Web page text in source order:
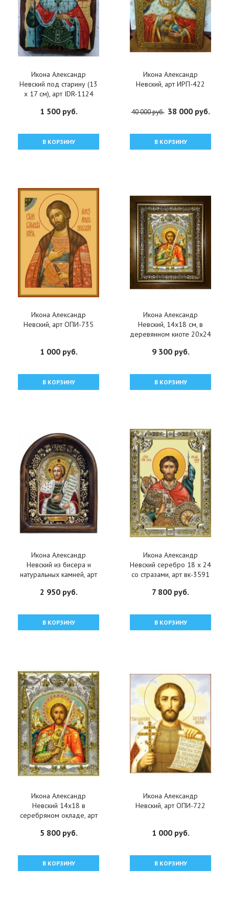
Икона Александр
Невский под старину (13
х 17 см), арт IDR-1124
1 500 руб.
В КОРЗИНУ
Икона Александр
Невский, арт ИРП-422
40 000 руб. 38 000 руб.
В КОРЗИНУ
Икона Александр
Невский, арт ОПИ-735
1 000 руб.
В КОРЗИНУ
Икона Александр
Невский, 14x18 см, в
деревянном киоте 20х24
9 300 руб.
В КОРЗИНУ
Икона Александр
Невский из бисера и
натуральных камней, арт
2 950 руб.
В КОРЗИНУ
Икона Александр
Невский серебро 18 х 24
со стразами, арт вк-3591
7 800 руб.
В КОРЗИНУ
Икона Александр
Невский 14x18 в
серебряном окладе, арт
5 800 руб.
В КОРЗИНУ
Икона Александр
Невский, арт ОПИ-722
1 000 руб.
В КОРЗИНУ